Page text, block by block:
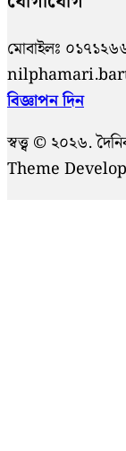
মোবাইলঃ
বিজ্ঞাপন দিন
স্বত্ত্ব © ২০২৬.
Theme